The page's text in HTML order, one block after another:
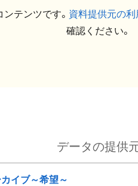
テンツです。 資料提供元の
確認ください。
データの提供
イブ～希望～